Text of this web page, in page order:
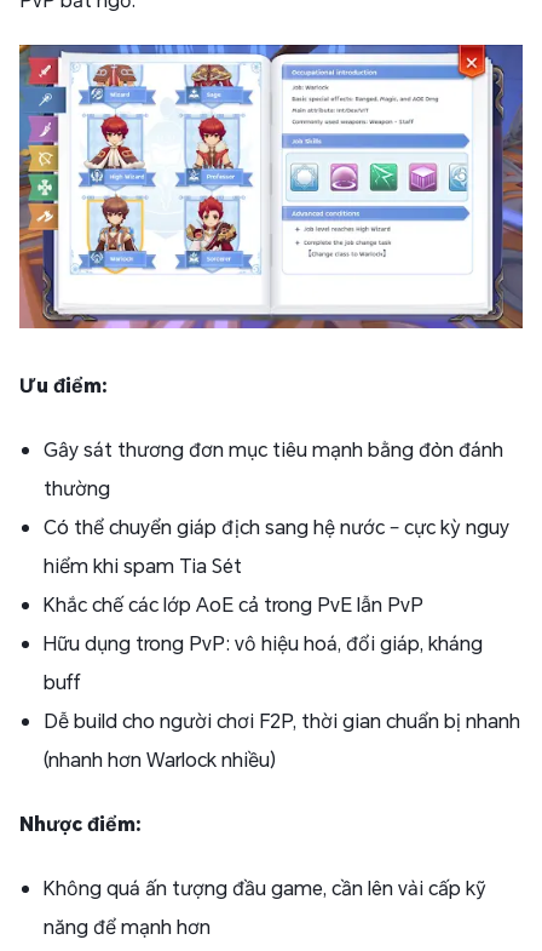
Ưu điểm:
Gây sát thương đơn mục tiêu mạnh bằng đòn đánh
thường
Có thể chuyển giáp địch sang hệ nước – cực kỳ nguy
hiểm khi spam Tia Sét
Khắc chế các lớp AoE cả trong PvE lẫn PvP
Hữu dụng trong PvP: vô hiệu hoá, đổi giáp, kháng
buff
Dễ build cho người chơi F2P, thời gian chuẩn bị nhanh
(nhanh hơn Warlock nhiều)
Nhược điểm:
Không quá ấn tượng đầu game, cần lên vài cấp kỹ
năng để mạnh hơn